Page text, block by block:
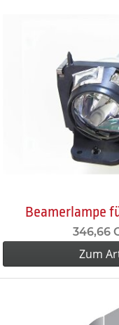
Beamerlampe
346,66
Zum